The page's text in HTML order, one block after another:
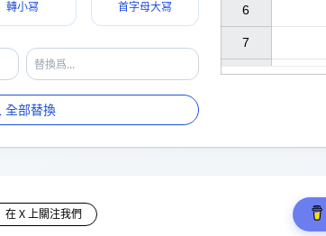
轉小冩 首字母大冩
全部替換
6
7
在 X 上關注我們